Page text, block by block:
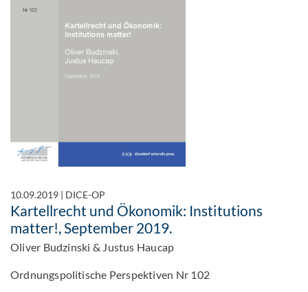
10.09.2019 | DICE-OP
Kartellrecht und Ökonomik: Institutions
matter!, September 2019.
Oliver Budzinski & Justus Haucap
Ordnungspolitische Perspektiven Nr 102